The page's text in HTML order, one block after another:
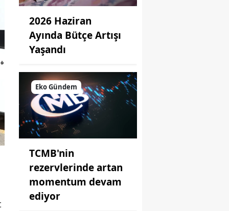
2026 Haziran
Ayında Bütçe Artışı
Yaşandı
Eko Gündem
TCMB'nin
rezervlerinde artan
momentum devam
ediyor